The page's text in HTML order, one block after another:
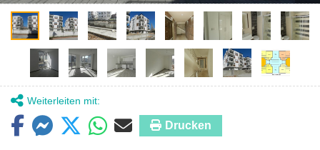
Weiterleiten mit:
Drucken